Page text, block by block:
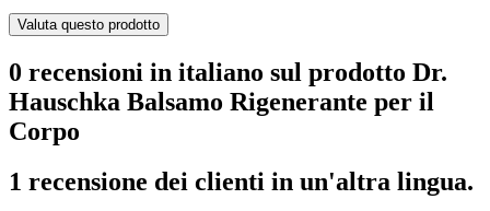
Valuta questo prodotto
0 recensioni in italiano sul prodotto Dr.
Hauschka Balsamo Rigenerante per il
Corpo
1 recensione dei clienti in un'altra lingua.